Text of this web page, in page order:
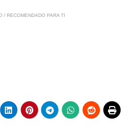
/ RECOMENDADO PARA TI